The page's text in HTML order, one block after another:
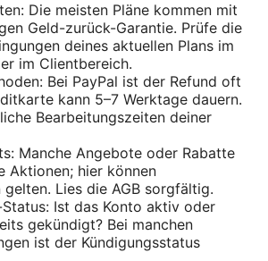
Die meisten Pläne kommen mit
Geld-zurück-Garantie. Prüfe die
deines aktuellen Plans im
im Clientbereich.
Bei PayPal ist der Refund oft
kann 5–7 Werktage dauern.
Bearbeitungszeiten deiner
Manche Angebote oder Rabatte
Aktionen; hier können
gelten. Lies die AGB sorgfältig.
Ist das Konto aktiv oder
gekündigt? Bei manchen
ist der Kündigungsstatus